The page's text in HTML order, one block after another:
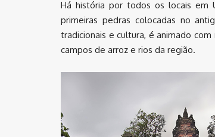
Há história por todos os locais em
primeiras pedras colocadas no
tradicionais e cultura, é animado
campos de arroz e rios da região.